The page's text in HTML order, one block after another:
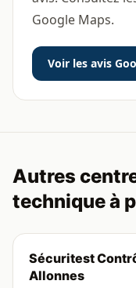
Google Maps.
Voir les avis
Autres
technique à
Sécuritest
Allonnes